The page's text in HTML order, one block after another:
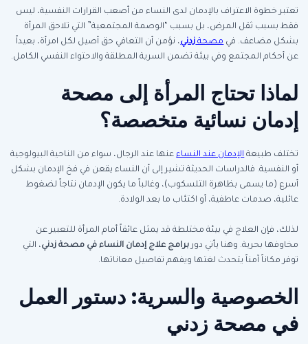
تعتبر خطوة الاعتراف بالإدمان لدى النساء من أصعب القرارات النفسية، ليس
فقط بسبب ثقل المرض، بل بسبب “الوصمة المجتمعية” التي تلاحق المرأة
بشكل مضاعف. فيمصحةزدني، نؤمن أن التعافي حق أصيل لكل امرأة، بعيداً
عن أحكام المجتمع وفي بيئة تضمن السرية المطلقة والاحتواء النفسي الكامل.
لماذا تحتاج المرأة إلى مصحة
إدمان نسائية متخصصة؟
تختلف طبيعةالإدمان عند النساءعنها عند الرجال، سواء من الناحية البيولوجية
أو النفسية. فالدراسات الحديثة تشير إلى أن النساء يقعن في فخ الإدمان بشكل
أسرع (ما يسمى بظاهرة التلسكوب)، وغالباً ما يكون الإدمان نتاجاً لضغوط
عائلية، صدمات عاطفية، أو اكتئاب ما بعد الولادة.
لذلك، فإن العلاج في بيئة مختلطة قد يمثل عائقاً أمام المرأة للتعبير عن
مخاوفها بحرية. وهنا يأتي دور برامج علاج إدمان النساء في مصحة زدني، التي
توفر مكاناً آمناً يتحدث لغتها ويفهم تفاصيل معاناتها.
الخصوصية والسرية: دستور العمل
في مصحة زدني